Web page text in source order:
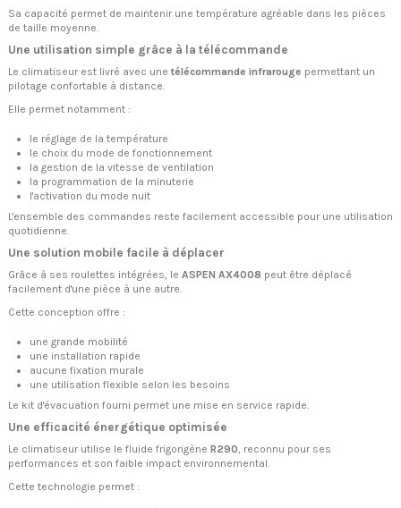
Sa capacité permet de maintenir une température agréable dans les pièces
de taille moyenne.
Une utilisation simple grâce à la télécommande
Le climatiseur est livré avec une télécommande infrarouge permettant un
pilotage confortable à distance.
Elle permet notamment :
le réglage de la température
le choix du mode de fonctionnement
la gestion de la vitesse de ventilation
la programmation de la minuterie
l'activation du mode nuit
L'ensemble des commandes reste facilement accessible pour une utilisation
quotidienne.
Une solution mobile facile à déplacer
Grâce à ses roulettes intégrées, le ASPEN AX4008 peut être déplacé
facilement d'une pièce à une autre.
Cette conception offre :
une grande mobilité
une installation rapide
aucune fixation murale
une utilisation flexible selon les besoins
Le kit d'évacuation fourni permet une mise en service rapide.
Une efficacité énergétique optimisée
Le climatiseur utilise le fluide frigorigène R290, reconnu pour ses
performances et son faible impact environnemental.
Cette technologie permet :